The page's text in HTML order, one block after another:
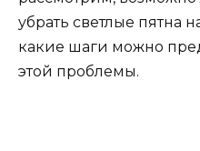
убрать светлые пятна
какие шаги можно
этой проблемы.